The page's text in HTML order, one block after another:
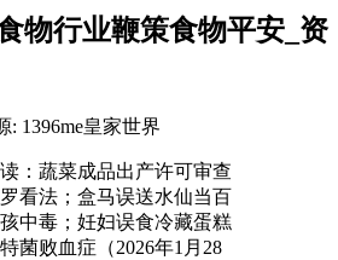
物行业鞭策食物平安_资
: 1396me皇家世界
蔬菜成品出产许可审查
看法；盒马误送水仙当百
中毒；妊妇误食冷藏蛋糕
菌败血症（2026年1月28